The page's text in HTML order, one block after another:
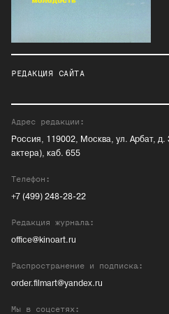
РЕДАКЦИЯ САЙТА
Адрес редакции:
Россия, 119002, Москва, ул. Арбат,
актера), каб. 655
Телефон:
+7 (499) 248-28-22
Редакция журнала:
office@kinoart.ru
Распространение и подписка:
order.filmart@yandex.ru
Мы в соцсетях: